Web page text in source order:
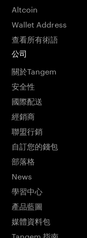
Altcoin
Wallet Address
查看所有術語
公司
關於Tangem
安全性
國際配送
經銷商
聯盟行銷
自訂您的錢包
部落格
News
學習中心
產品藍圖
媒體資料包
Tangem 指南